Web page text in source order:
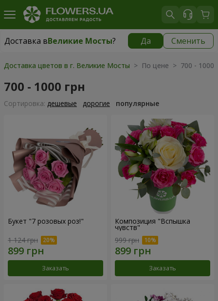
Доставка вВеликие Мосты? Да Сменить
Доставка вВеликие Мосты|
Доставка цветов в г. Великие Мосты > По цене > 700 - 1000
700 - 1000 грн
Cортировка: дешевые дорогие популярные
Букет "7 розовых роз!"
1 124 грн
Заказать
Композиция "Вспышка
чувств"
999 грн
Заказать